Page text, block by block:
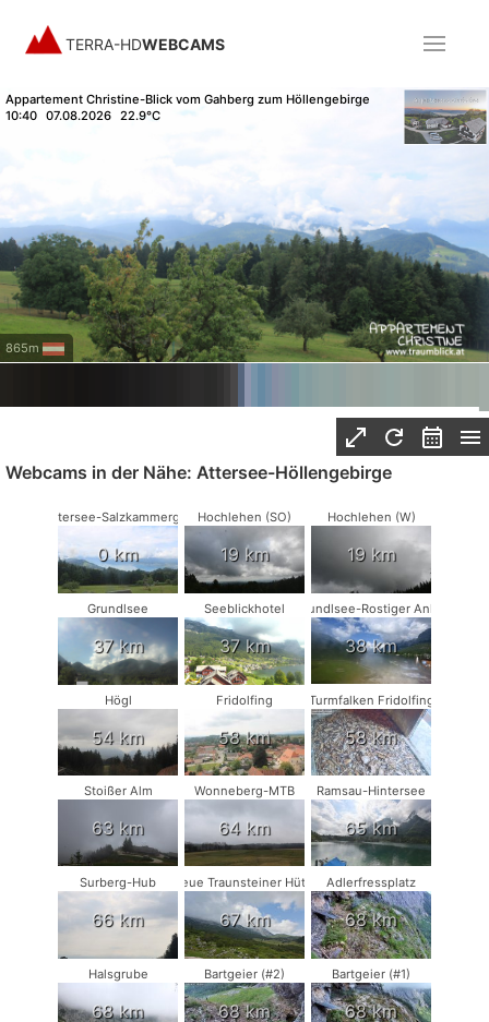
TERRA-HDWEBCAMS
Appartement Christine-Blick vom Gahberg zum Höllengebirge
10:40 07.08.2026 22.9°C
865m
Webcams in der Nähe: Attersee-Höllengebirge
Attersee-Salzkammergut
0 km
Hochlehen (SO)
19 km
Hochlehen (W)
19 km
Grundlsee
37 km
Seeblickhotel
37 km
Grundlsee-Rostiger Anker
38 km
Högl
54 km
Fridolfing
58 km
Turmfalken Fridolfing
58 km
Stoißer Alm
63 km
Wonneberg-MTB
64 km
Ramsau-Hintersee
65 km
Surberg-Hub
66 km
Neue Traunsteiner Hütte
67 km
Adlerfressplatz
68 km
Halsgrube
68 km
Bartgeier (#2)
68 km
Bartgeier (#1)
68 km